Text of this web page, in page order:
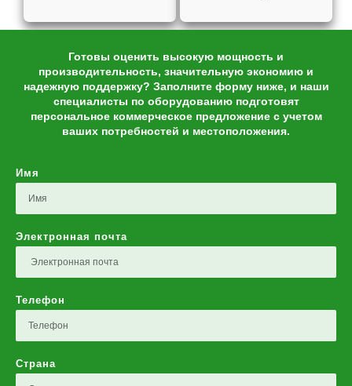
Готовы оценить высокую мощность и
производительность, значительную экономию и
надежную поддержку? Заполните форму ниже, и наши
специалисты по оборудованию подготовят
персональное коммерческое предложение с учетом
ваших потребностей и местоположения.
Имя
Электронная почта
Телефон
Страна